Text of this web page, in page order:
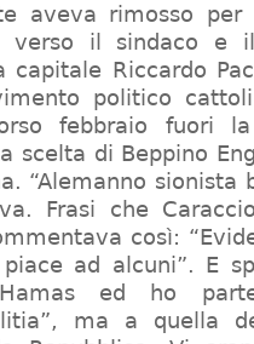
aveva rimosso
verso il sindaco e
capitale Riccardo
politico
febbraio fuori
scelta di Beppino
“Alemanno sionista
Frasi che
così:
ad alcuni”. E
ed ho
ma a quella